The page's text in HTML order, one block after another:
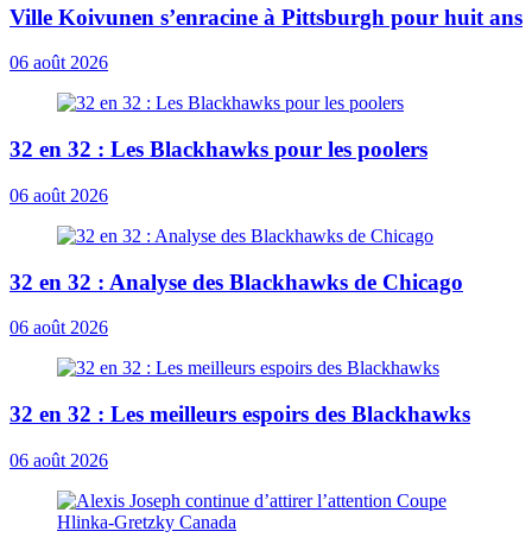
Ville Koivunen s’enracine à Pittsburgh pour huit ans
06 août 2026
32 en 32 : Les Blackhawks pour les poolers
06 août 2026
32 en 32 : Analyse des Blackhawks de Chicago
06 août 2026
32 en 32 : Les meilleurs espoirs des Blackhawks
06 août 2026